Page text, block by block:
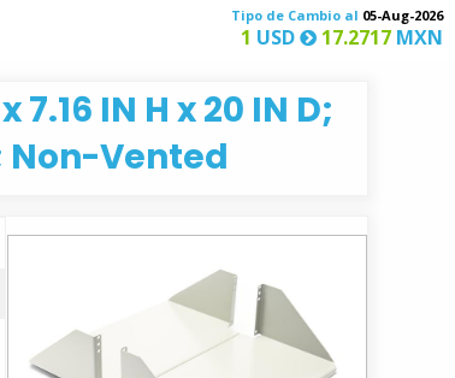
Tipo de Cambio al 05-Aug-2026
1 USD 17.2717 MXN
IN H x 20 IN D;
Non-Vented